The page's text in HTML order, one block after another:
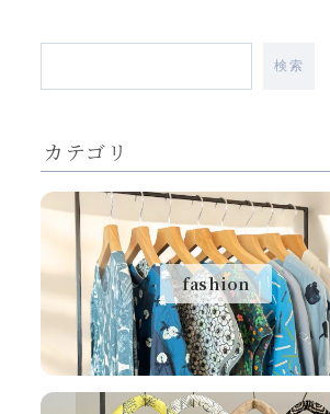
検索
カテゴリ
fashion